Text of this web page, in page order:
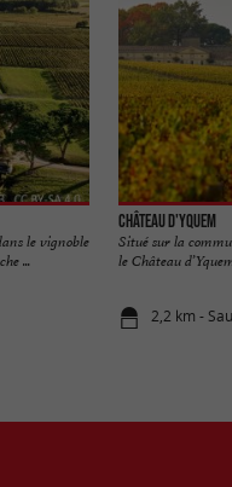
le vignoble
...
Château d'Yquem
Situé sur la
le Château
2,2 km -